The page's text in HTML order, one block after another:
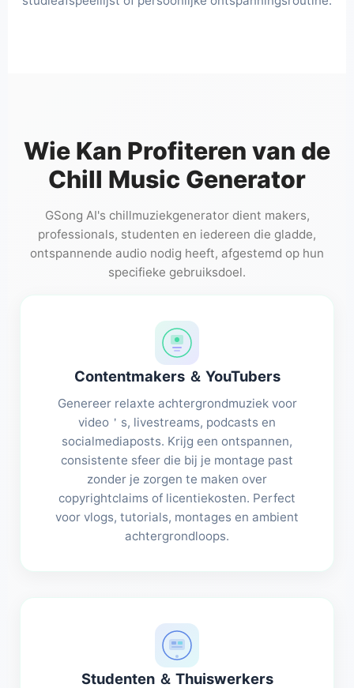
Wie Kan Profiteren van de
Chill Music Generator
GSong AI's chillmuziekgenerator dient makers,
professionals, studenten en iedereen die gladde,
ontspannende audio nodig heeft, afgestemd op hun
specifieke gebruiksdoel.
Contentmakers ＆ YouTubers
Genereer relaxte achtergrondmuziek voor
video＇s, livestreams, podcasts en
socialmediaposts. Krijg een ontspannen,
consistente sfeer die bij je montage past
zonder je zorgen te maken over
copyrightclaims of licentiekosten. Perfect
voor vlogs, tutorials, montages en ambient
achtergrondloops.
Studenten ＆ Thuiswerkers